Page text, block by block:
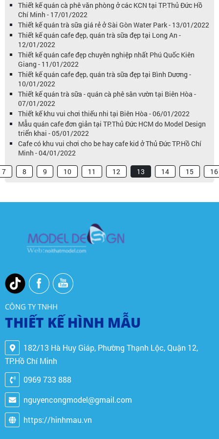
Thiết kế quán cà phê văn phòng ở các KCN tại TP.Thủ Đức Hồ
Chí Minh - 17/01/2022
Thiết kế quán trà sữa giá rẻ ở Sài Gòn Water Park - 13/01/2022
Thiết kế quán cafe đẹp, quán trà sữa đẹp tại Long An -
12/01/2022
Thiết kế quán cafe đẹp chuyên nghiệp nhất Phú Quốc Kiên
Giang - 11/01/2022
Thiết kế quán cafe đẹp, quán trà sữa đẹp tại Bình Dương -
10/01/2022
Thiết kế quán trà sữa - quán cà phê sân vườn tại Biên Hòa -
07/01/2022
Thiết kế khu vui chơi thiếu nhi tại Biên Hòa - 06/01/2022
Mẫu quán cafe đơn giản tại TP.Thủ Đức HCM do Model Design
triển khai - 05/01/2022
Cafe có khu vui chơi cho be hay cafe kid ở Thủ Đức TP.Hồ Chí
Minh - 04/01/2022
7 8 9 10 11 12 13 14 15 16
CÔNG TY TNHH
THIẾT KẾ HÌNH MẪU
182/13 Hà Huy Giáp, Phường Thạnh Lộc, Quận 12,
TP.Hồ Chí Minh
0969 733 888
nguyencongmodel@gmail.com
https://hinhmau.vn